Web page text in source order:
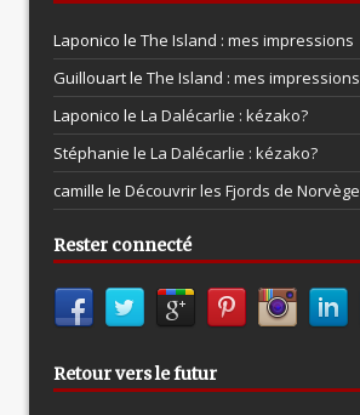
Laponico le The Island : mes impressions
Guillouart le The Island : mes impressions
Laponico le La Dalécarlie : kézako?
Stéphanie le La Dalécarlie : kézako?
camille le Découvrir les Fjords de Norvège
Rester connecté
Retour vers le futur